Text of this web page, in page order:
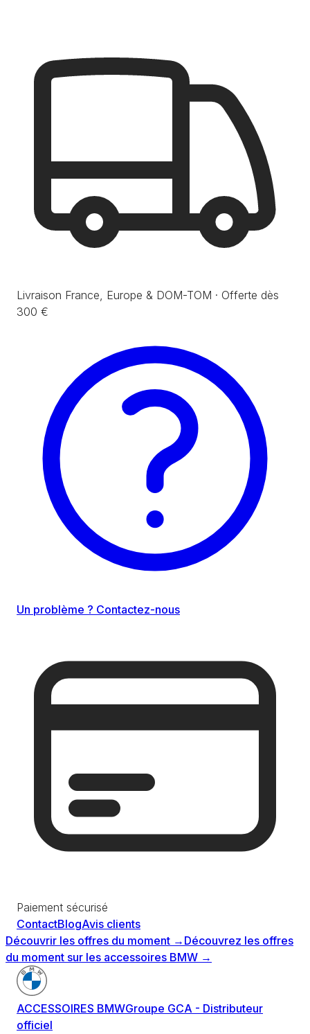
Livraison France, Europe & DOM-TOM · Offerte dès
300 €
Un problème ? Contactez-nous
Paiement sécurisé
ContactBlogAvis clients
Découvrir les offres du moment → Découvrez les offres
du moment sur les accessoires BMW →
ACCESSOIRES BMWGroupe GCA - Distributeur
officiel